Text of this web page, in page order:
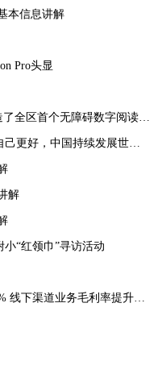
本信息讲解
Pro头显
区首个无障碍数字阅读空间
国持续发展世界才会更加繁荣
解
“红领巾”寻访活动
渠道业务毛利率提升2.28%